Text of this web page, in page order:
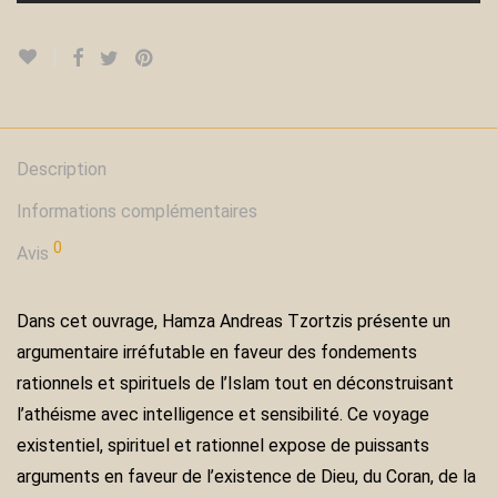
Description
Informations complémentaires
Avis 0
Dans cet ouvrage, Hamza Andreas Tzortzis présente un
argumentaire irréfutable en faveur des fondements
rationnels et spirituels de l’Islam tout en déconstruisant
l’athéisme avec intelligence et sensibilité. Ce voyage
existentiel, spirituel et rationnel expose de puissants
arguments en faveur de l’existence de Dieu, du Coran, de la